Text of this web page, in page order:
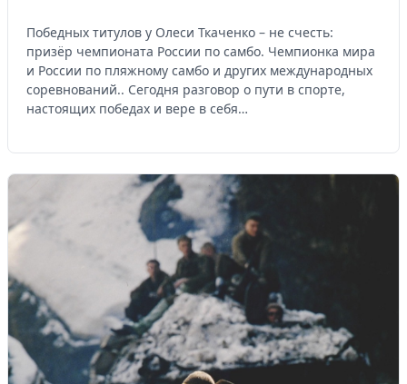
Победных титулов у Олеси Ткаченко – не счесть:
призёр чемпионата России по самбо. Чемпионка мира
и России по пляжному самбо и других международных
соревнований.. Сегодня разговор о пути в спорте,
настоящих победах и вере в себя…